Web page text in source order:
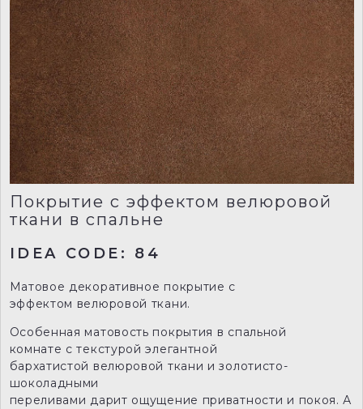
Покрытие с эффектом велюровой
ткани в спальне
IDEA CODE: 84
Матовое декоративное покрытие с
эффектом велюровой ткани.
Особенная матовость покрытия в спальной
комнате с текстурой элегантной
бархатистой велюровой ткани и золотисто-
шоколадными
переливами дарит ощущение приватности и покоя. А